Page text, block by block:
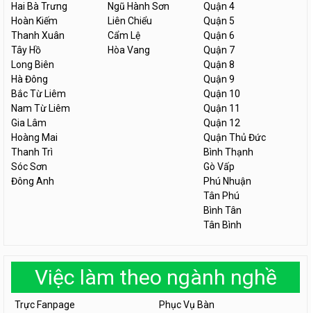
Hai Bà Trưng
Hoàn Kiếm
Thanh Xuân
Tây Hồ
Long Biên
Hà Đông
Bắc Từ Liêm
Nam Từ Liêm
Gia Lâm
Hoàng Mai
Thanh Trì
Sóc Sơn
Đông Anh
Ngũ Hành Sơn
Liên Chiểu
Cẩm Lệ
Hòa Vang
Quận 4
Quận 5
Quận 6
Quận 7
Quận 8
Quận 9
Quận 10
Quận 11
Quận 12
Quận Thủ Đức
Bình Thạnh
Gò Vấp
Phú Nhuận
Tân Phú
Bình Tân
Tân Bình
Việc làm theo ngành nghề
Trực Fanpage
Phục Vụ Bàn